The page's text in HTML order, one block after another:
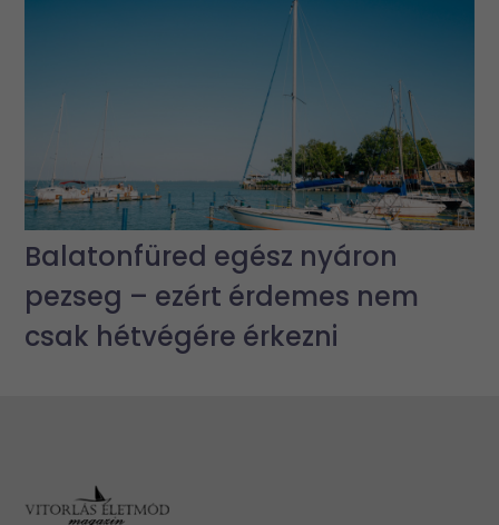
Balatonfüred egész nyáron
pezseg – ezért érdemes nem
csak hétvégére érkezni